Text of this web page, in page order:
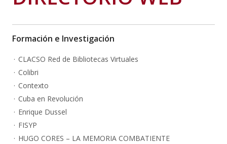
Formación e Investigación
CLACSO Red de Bibliotecas Virtuales
Colibri
Contexto
Cuba en Revolución
Enrique Dussel
FISYP
HUGO CORES – LA MEMORIA COMBATIENTE